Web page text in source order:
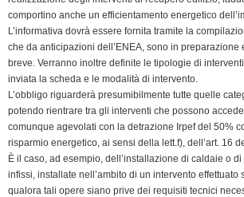
comportino anche un efficientamento energetico
L’informativa dovrà essere fornita tramite la
che da anticipazioni dell’ENEA, sono in preparazione
breve. Verranno inoltre definite le tipologie di
inviata la scheda e le modalità di intervento.
L’obbligo riguarderà presumibilmente tutte quelle
potendo rientrare tra gli interventi che possono
comunque agevolati con la detrazione Irpef del 50%
risparmio energetico, ai sensi della lett.f), dell’art. 16
È il caso, ad esempio, dell’installazione di caldaie o
infissi, installate nell’ambito di un intervento effettuato
qualora tali opere siano prive dei requisiti tecnici